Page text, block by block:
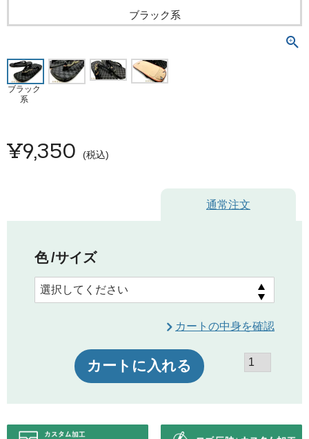
ブラック系
ブラック
系
¥9,350 税込
通常注文
色 サイズ
カートの中身を確認
カートに入れる